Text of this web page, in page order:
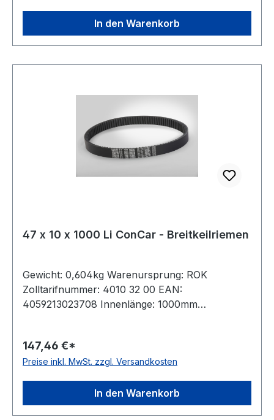
In den Warenkorb
47 x 10 x 1000 Li ConCar - Breitkeilriemen
Gewicht: 0,604kg Warenursprung: ROK
Zolltarifnummer: 4010 32 00 EAN:
4059213023708 Innenlänge: 1000mm
antistatisch: ja Norm: DIN 7719 / ISO 1604 Breite:
47mm Höhe: 10mm Winkel: 28° Material:
147,46 €*
Preise inkl. MwSt. zzgl. Versandkosten
In den Warenkorb